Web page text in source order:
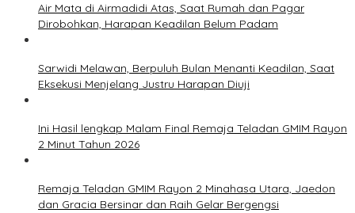
Air Mata di Airmadidi Atas, Saat Rumah dan Pagar
Dirobohkan, Harapan Keadilan Belum Padam
Sarwidi Melawan, Berpuluh Bulan Menanti Keadilan, Saat
Eksekusi Menjelang Justru Harapan Diuji
Ini Hasil lengkap Malam Final Remaja Teladan GMIM Rayon
2 Minut Tahun 2026
Remaja Teladan GMIM Rayon 2 Minahasa Utara, Jaedon
dan Gracia Bersinar dan Raih Gelar Bergengsi